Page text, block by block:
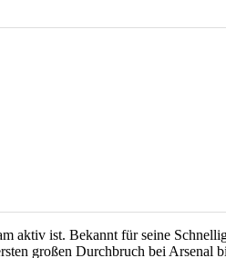
aktiv ist. Bekannt für seine
großen Durchbruch bei Arsenal